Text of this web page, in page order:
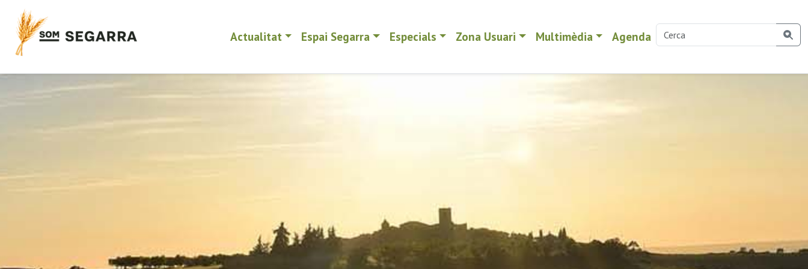
Actualitat Espai Segarra Especials Zona Usuari Multimèdia Agenda